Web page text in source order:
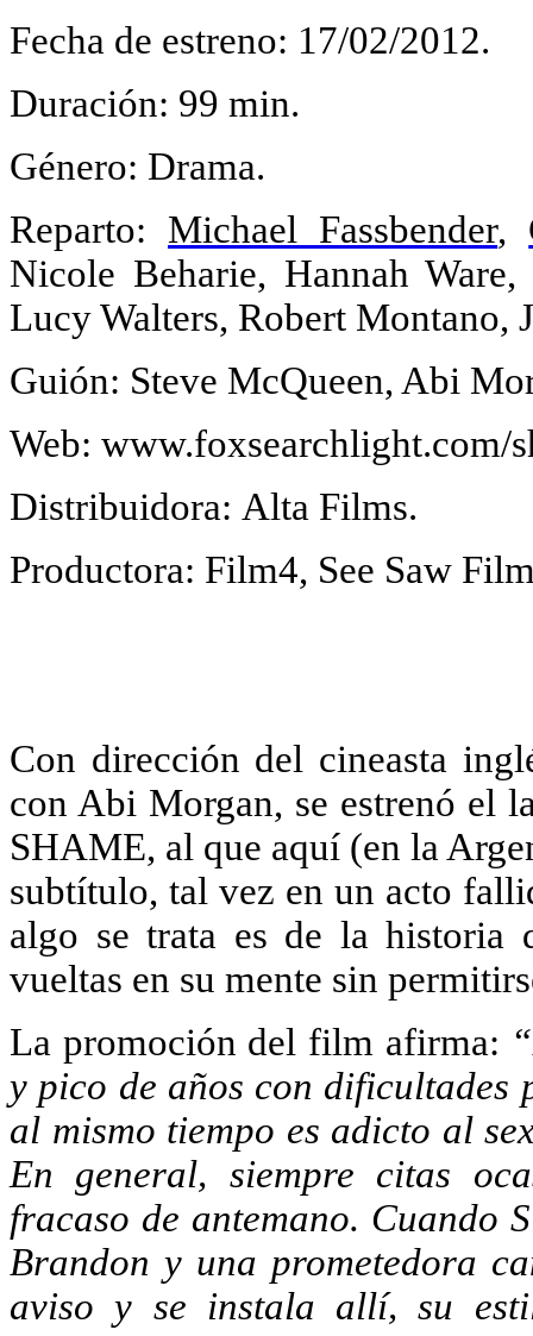
Fecha de estreno: 17/02/2012.
Duración: 99 min.
Género: Drama.
Reparto: Michael Fassbender,
Nicole Beharie, Hannah
Lucy Walters, Robert Montano,
Guión: Steve McQueen, Abi
Web: www.foxsearchlight.com/
Distribuidora: Alta Films.
Productora: Film4, See Saw
Con dirección del cineasta
con Abi Morgan, se estrenó el
SHAME, al que aquí (enla
subtítulo, tal vez en un acto
algo se trata es de la historia
vueltas en su mente sin
La promoción del film afirma:
y pico de años con
al mismo tiempo es adicto al
En general, siempre citas
fracaso de antemano. Cuando
Brandon y una prometedora
aviso y se instala allí, su